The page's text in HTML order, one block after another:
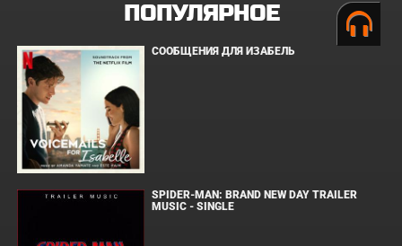
ПОПУЛЯРНОЕ
СООБЩЕНИЯ ДЛЯ ИЗАБЕЛЬ
SPIDER-MAN: BRAND NEW DAY TRAILER
MUSIC - SINGLE